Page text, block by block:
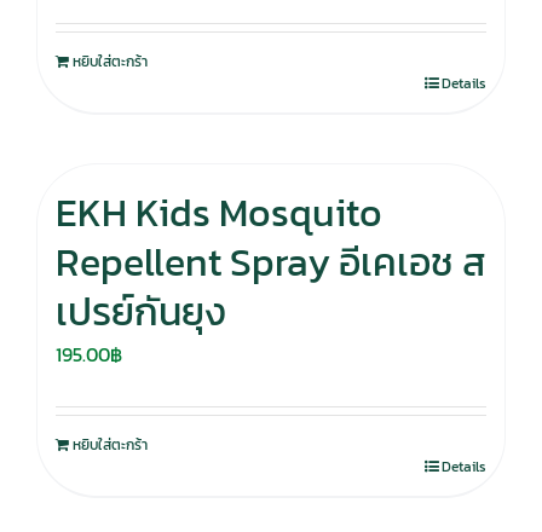
was:
280.00฿.
is:
หยิบใส่ตะกร้า
Details
EKH Kids Mosquito
Repellent Spray อีเคเอช ส
เปรย์กันยุง
195.00฿
หยิบใส่ตะกร้า
Details